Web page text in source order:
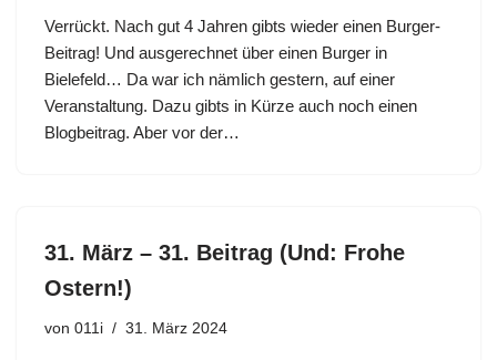
Verrückt. Nach gut 4 Jahren gibts wieder einen Burger-
Beitrag! Und ausgerechnet über einen Burger in
Bielefeld… Da war ich nämlich gestern, auf einer
Veranstaltung. Dazu gibts in Kürze auch noch einen
Blogbeitrag. Aber vor der…
31. März – 31. Beitrag (Und: Frohe
Ostern!)
von 011i 31. März 2024